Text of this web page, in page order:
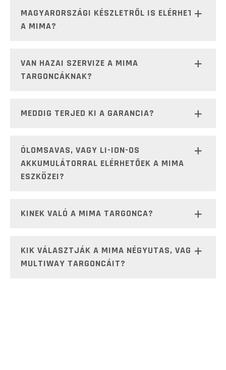
MAGYARORSZÁGI KÉSZLETRŐL IS ELÉRHETŐ
A MIMA?
VAN HAZAI SZERVIZE A MIMA
TARGONCÁKNAK?
MEDDIG TERJED KI A GARANCIA?
ÓLOMSAVAS, VAGY LI-ION-OS
AKKUMULÁTORRAL ELÉRHETŐEK A MIMA
ESZKÖZEI?
KINEK VALÓ A MIMA TARGONCA?
KIK VÁLASZTJÁK A MIMA NÉGYUTAS, VAGY
MULTIWAY TARGONCÁIT?